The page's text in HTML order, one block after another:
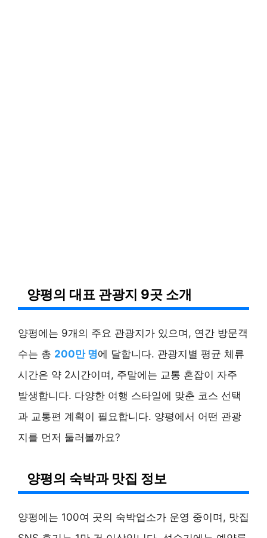
양평의 대표 관광지 9곳 소개
양평에는 9개의 주요 관광지가 있으며, 연간 방문객
수는 총 200만 명에 달합니다. 관광지별 평균 체류
시간은 약 2시간이며, 주말에는 교통 혼잡이 자주
발생합니다. 다양한 여행 스타일에 맞춘 코스 선택
과 교통편 계획이 필요합니다. 양평에서 어떤 관광
지를 먼저 둘러볼까요?
양평의 숙박과 맛집 정보
양평에는 100여 곳의 숙박업소가 운영 중이며, 맛집